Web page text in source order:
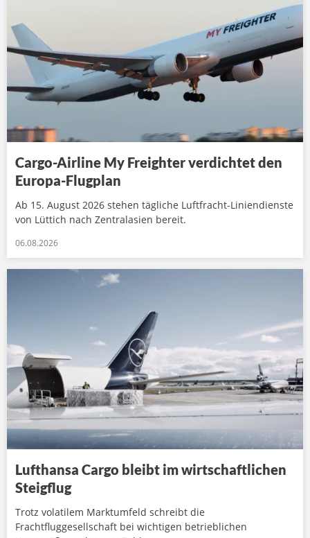
Cargo-Airline My Freighter verdichtet den
Europa-Flugplan
Ab 15. August 2026 stehen tägliche Luftfracht-Liniendienste
von Lüttich nach Zentralasien bereit.
06.08.2026
Lufthansa Cargo bleibt im wirtschaftlichen
Steigflug
Trotz volatilem Marktumfeld schreibt die
Frachtfluggesellschaft bei wichtigen betrieblichen